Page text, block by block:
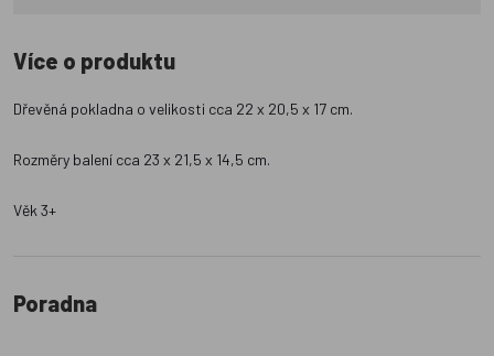
Více o produktu
Dřevěná pokladna o velikosti cca 22 x 20,5 x 17 cm.
Rozměry balení cca 23 x 21,5 x 14,5 cm.
Věk 3+
Poradna